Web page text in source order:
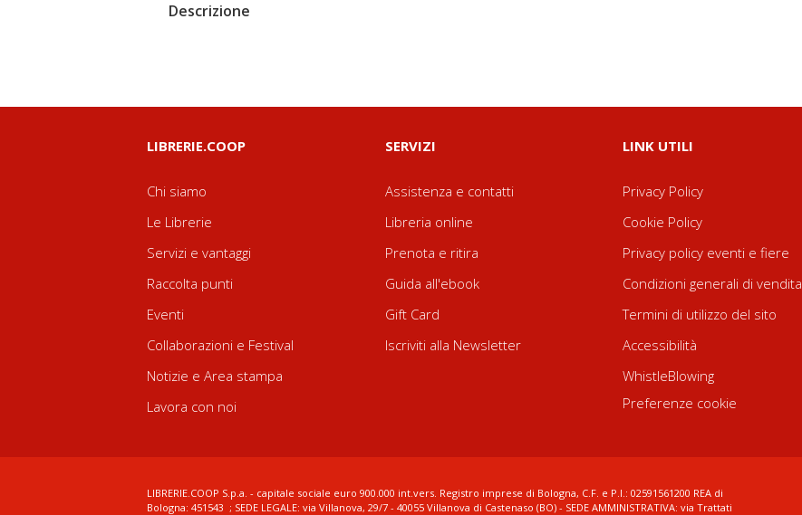
Descrizione
LIBRERIE.COOP
Chi siamo
Le Librerie
Servizi e vantaggi
Raccolta punti
Eventi
Collaborazioni e Festival
Notizie e Area stampa
Lavora con noi
SERVIZI
Assistenza e contatti
Libreria online
Prenota e ritira
Guida all'ebook
Gift Card
Iscriviti alla Newsletter
LINK UTILI
Privacy Policy
Cookie Policy
Privacy policy eventi e fiere
Condizioni generali di vendita
Termini di utilizzo del sito
Accessibilità
WhistleBlowing
Preferenze cookie
LIBRERIE.COOP S.p.a. - capitale sociale euro 900.000 int.vers. Registro imprese di Bologna, C.F. e P.I.: 02591561200 REA di
Bologna: 451543 ; SEDE LEGALE: via Villanova, 29/7 - 40055 Villanova di Castenaso (BO) - SEDE AMMINISTRATIVA: via Trattati